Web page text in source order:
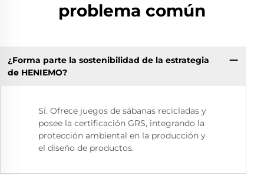
problema común
¿Forma parte la sostenibilidad de la estrategia
de HENIEMO?
Sí. Ofrece juegos de sábanas recicladas y
posee la certificación GRS, integrando la
protección ambiental en la producción y
el diseño de productos.